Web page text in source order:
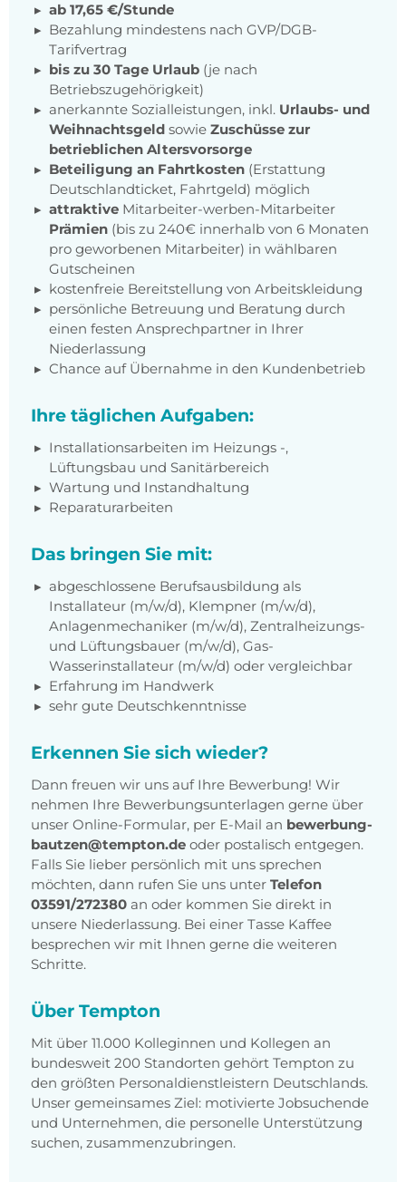
ab 17,65 €/Stunde
Bezahlung mindestens nach GVP/DGB-
Tarifvertrag
bis zu 30 Tage Urlaub (je nach
Betriebszugehörigkeit)
anerkannte Sozialleistungen, inkl. Urlaubs- und
Weihnachtsgeld sowie Zuschüsse zur
betrieblichen Altersvorsorge
Beteiligung an Fahrtkosten (Erstattung
Deutschlandticket, Fahrtgeld) möglich
attraktive Mitarbeiter-werben-Mitarbeiter
Prämien (bis zu 240€ innerhalb von 6 Monaten
pro geworbenen Mitarbeiter) in wählbaren
Gutscheinen
kostenfreie Bereitstellung von Arbeitskleidung
persönliche Betreuung und Beratung durch
einen festen Ansprechpartner in Ihrer
Niederlassung
Chance auf Übernahme in den Kundenbetrieb
Ihre täglichen Aufgaben:
Installationsarbeiten im Heizungs -,
Lüftungsbau und Sanitärbereich
Wartung und Instandhaltung
Reparaturarbeiten
Das bringen Sie mit:
abgeschlossene Berufsausbildung als
Installateur (m/w/d), Klempner (m/w/d),
Anlagenmechaniker (m/w/d), Zentralheizungs-
und Lüftungsbauer (m/w/d), Gas-
Wasserinstallateur (m/w/d) oder vergleichbar
Erfahrung im Handwerk
sehr gute Deutschkenntnisse
Erkennen Sie sich wieder?
Dann freuen wir uns auf Ihre Bewerbung! Wir
nehmen Ihre Bewerbungsunterlagen gerne über
unser Online-Formular, per E-Mail an bewerbung-
bautzen@tempton.de oder postalisch entgegen.
Falls Sie lieber persönlich mit uns sprechen
möchten, dann rufen Sie uns unter Telefon
03591/272380 an oder kommen Sie direkt in
unsere Niederlassung. Bei einer Tasse Kaffee
besprechen wir mit Ihnen gerne die weiteren
Schritte.
Über Tempton
Mit über 11.000 Kolleginnen und Kollegen an
bundesweit 200 Standorten gehört Tempton zu
den größten Personaldienstleistern Deutschlands.
Unser gemeinsames Ziel: motivierte Jobsuchende
und Unternehmen, die personelle Unterstützung
suchen, zusammenzubringen.